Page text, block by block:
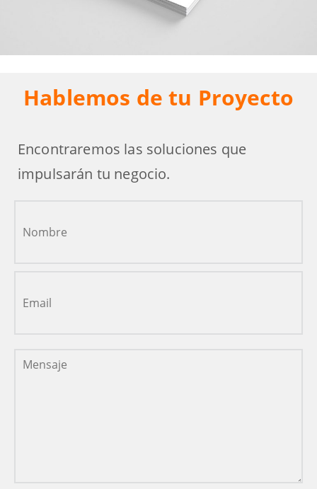
Hablemos de tu Proyecto
Encontraremos las soluciones que
impulsarán tu negocio.